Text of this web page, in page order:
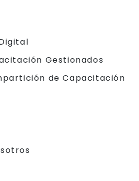
Gestionados
de Capacitación